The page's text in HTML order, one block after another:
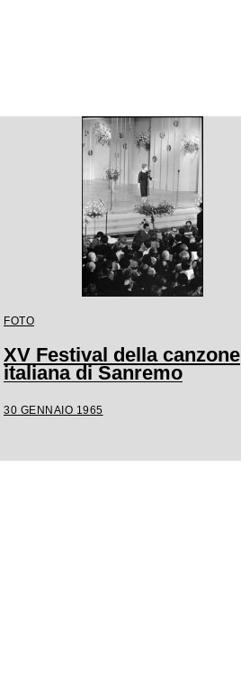
FOTO
XV Festival della canzone
italiana di Sanremo
30 GENNAIO 1965